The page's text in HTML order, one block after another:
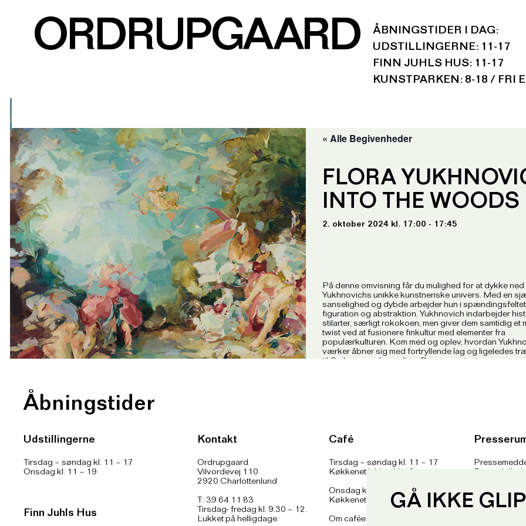
ORDRUPGAARD
ÅBNINGSTIDER I DAG:
UDSTILLINGERNE: 11-17
FINN JUHLS HUS: 11-17
KUNSTPARKEN: 8-18 / FRI
« Alle Begivenheder
FLORA
INTO THE WOODS
2. oktober 2024 kl. 17:00 - 17:45
På denne omvisning får du mulighed for at dykke ned
Yukhnovichs unikke kunstneriske univers. Med en
sanselighed og dybde arbejder hun i spændingsfeltet
figuration og abstraktion. Yukhnovich indarbejder
stilarter, særligt rokokoen, men giver dem samtidig et
twist ved at fusionere finkultur med elementer fra
populærkulturen. Kom med og oplev, hvordan
værker åbner sig med fortryllende lag og ligeledes
til Ordrupgaards samling. Denne omvisning er en
men der er et loft for antal deltagere ved de offentlige
Vi mødes i museets foyer. Kom gerne 10 minutter før.
eller enkeltpersoner. Hvis I er en større gruppe som
omvisning skal I henvende jer til museets booking om
Åbningstider
Udstillingerne
Tirsdag – søndag kl. 11 – 17
Onsdag kl. 11 – 19
Finn Juhls Hus
Kontakt
Ordrupgaard
Vilvordevej 110
2920 Charlottenlund
T: 39 64 11 83
Tirsdag- fredag kl. 9.30 – 12.
Lukket på helligdage.
Café
Tirsdag – søndag kl. 11 – 17
Køkkenet lukker kl. 16
Onsdag kl. 11 – 21
Køkkenet lukker kl. 20
Om caféen
Fotobestilling
GÅ IKKE